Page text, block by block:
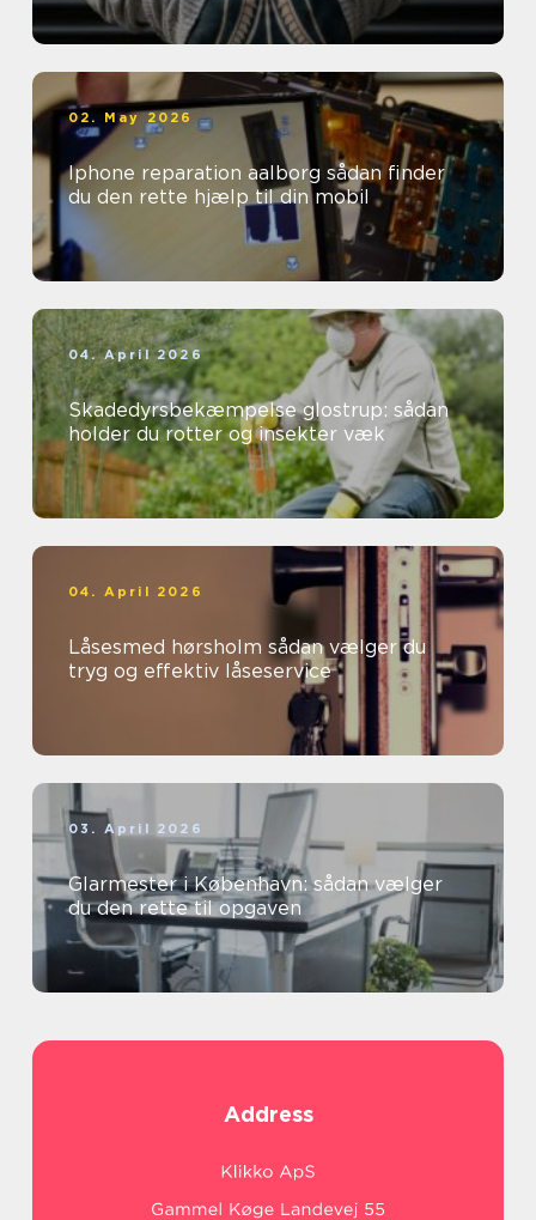
02. May 2026
Iphone reparation aalborg sådan finder
du den rette hjælp til din mobil
04. April 2026
Skadedyrsbekæmpelse glostrup: sådan
holder du rotter og insekter væk
04. April 2026
Låsesmed hørsholm sådan vælger du
tryg og effektiv låseservice
03. April 2026
Glarmester i København: sådan vælger
du den rette til opgaven
Address